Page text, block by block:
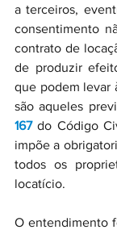
a terceiros,
consentimento
contrato de
de produzir
que podem levar
são aqueles
167 do Código
impõe a
todos os
locatício.
O entendimento